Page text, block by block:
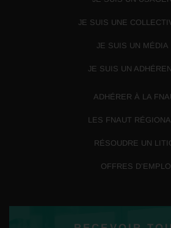
JE SUIS UNE
JE SUIS UN MÉDIA
JE SUIS UN
ADHÉRER À LA
LES FNAUT
RÉSOUDRE UN
OFFRES